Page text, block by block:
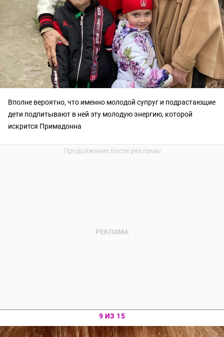
Вполне вероятно, что именно молодой супруг и подрастающие
дети подпитывают в ней эту молодую энергию, которой
искрится Примадонна
9 ИЗ 15